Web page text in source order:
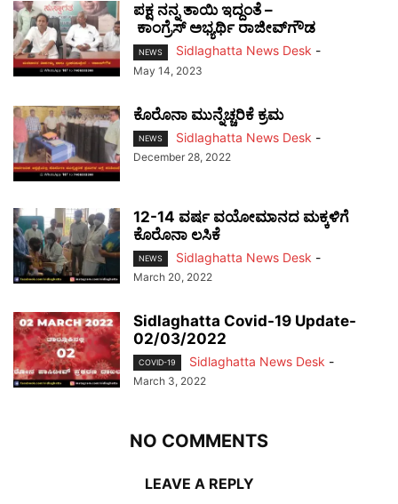
ಪಕ್ಷ ನನ್ನ ತಾಯಿ ಇದ್ದಂತೆ –
ಕಾಂಗ್ರೆಸ್ ಅಭ್ಯರ್ಥಿ ರಾಜೀವ್‌ಗೌಡ
NEWS Sidlaghatta News Desk -
May 14, 2023
ಕೊರೊನಾ ಮುನ್ನೆಚ್ಚರಿಕೆ ಕ್ರಮ
NEWS Sidlaghatta News Desk -
December 28, 2022
12-14 ವರ್ಷ ವಯೋಮಾನದ ಮಕ್ಕಳಿಗೆ
ಕೊರೊನಾ ಲಸಿಕೆ
NEWS Sidlaghatta News Desk -
March 20, 2022
Sidlaghatta Covid-19 Update-
02/03/2022
COVID-19 Sidlaghatta News Desk -
March 3, 2022
NO COMMENTS
LEAVE A REPLY